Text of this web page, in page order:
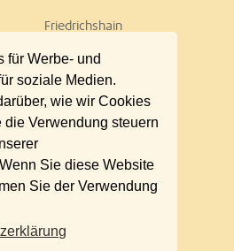
für Werbe- und
soziale Medien.
wie wir Cookies
Verwendung steuern
Sie diese Website
Sie der Verwendung
Friedrichshain
Marzahn
Neukölln
Schöneberg
Steglitz
Umland Ost